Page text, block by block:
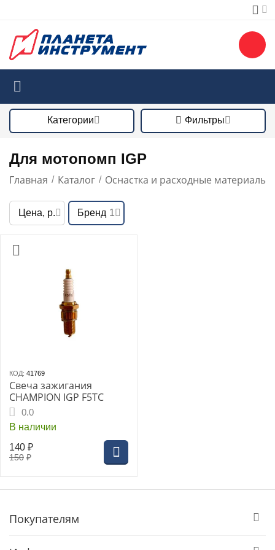
Категории Фильтры
Для мотопомп IGP
Главная / Каталог / Оснастка и расходные материалы
Цена, р. Бренд 1
КОД: 41769
Свеча зажигания
CHAMPION IGP F5TC
0.0
В наличии
150 ₽
140 ₽
Покупателям